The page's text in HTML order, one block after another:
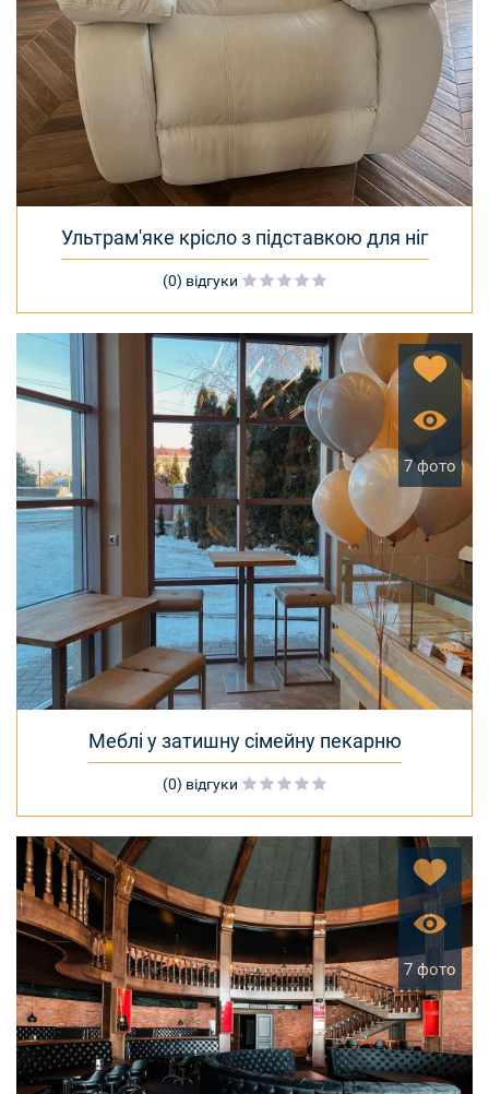
Ультрам'яке крісло з підставкою для ніг
(0) відгуки
Меблі у затишну сімейну пекарню
(0) відгуки
7 фото
7 фото